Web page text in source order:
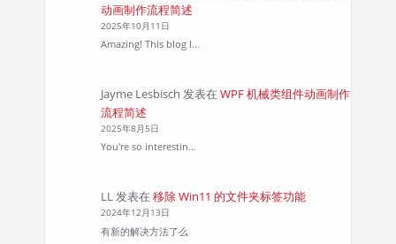
动画制作流程简述
2025年10月11日
Amazing! This blog l…
Jayme Lesbisch 发表在 WPF 机械类组件动画制作
流程简述
2025年8月5日
You're so interestin…
LL发表在 移除 Win11 的文件夹标签功能
2024年12月13日
有新的解决方法了么